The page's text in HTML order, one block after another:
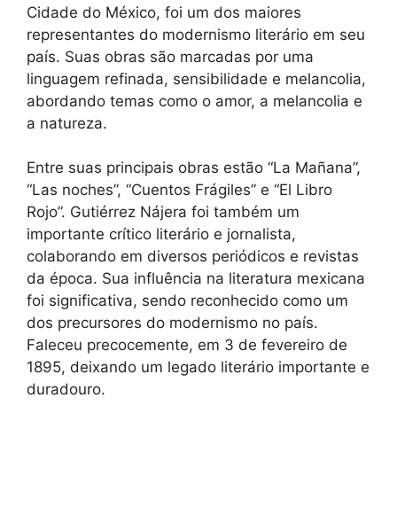
Cidade do México, foi um dos maiores
representantes do modernismo literário em seu
país. Suas obras são marcadas por uma
linguagem refinada, sensibilidade e melancolia,
abordando temas como o amor, a melancolia e
a natureza.
Entre suas principais obras estão “La Mañana”,
“Las noches”, “Cuentos Frágiles” e “El Libro
Rojo”. Gutiérrez Nájera foi também um
importante crítico literário e jornalista,
colaborando em diversos periódicos e revistas
da época. Sua influência na literatura mexicana
foi significativa, sendo reconhecido como um
dos precursores do modernismo no país.
Faleceu precocemente, em 3 de fevereiro de
1895, deixando um legado literário importante e
duradouro.